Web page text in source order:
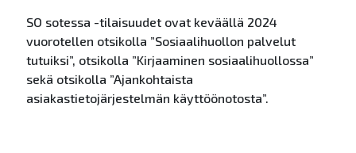
SO sotessa -tilaisuudet ovat keväällä 2024
vuorotellen otsikolla ”Sosiaalihuollon palvelut
tutuiksi”, otsikolla ”Kirjaaminen sosiaalihuollossa”
sekä otsikolla ”Ajankohtaista
asiakastietojärjestelmän käyttöönotosta”.